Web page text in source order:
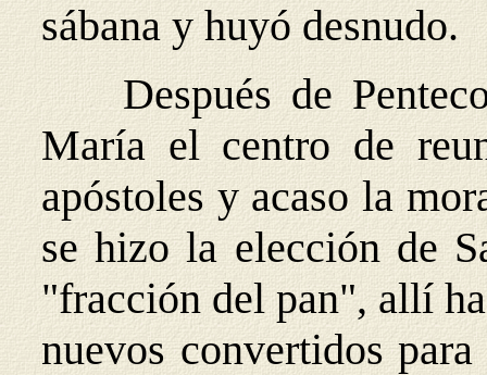
sábana y huyó desnudo.
Después de
María el centro de
apóstoles y acaso la
se hizo la elección de
"fracción del pan", allí
nuevos convertidos